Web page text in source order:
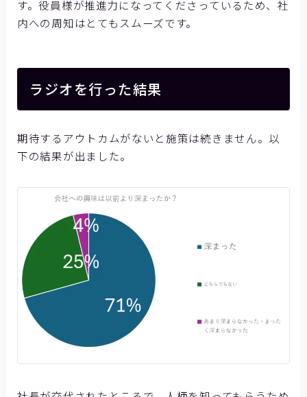
す。役員様が推進力になってくださっているため、社
内への周知はとてもスムーズです。
ラジオを行った結果
期待するアウトカムがないと施策は続きません。以
下の結果が出ました。